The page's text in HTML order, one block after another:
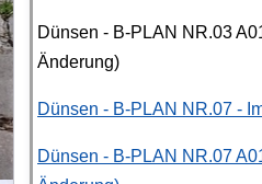
Dünsen - B-PLAN NR.03
Änderung)
Dünsen - B-PLAN NR.07 -
Dünsen - B-PLAN NR.07